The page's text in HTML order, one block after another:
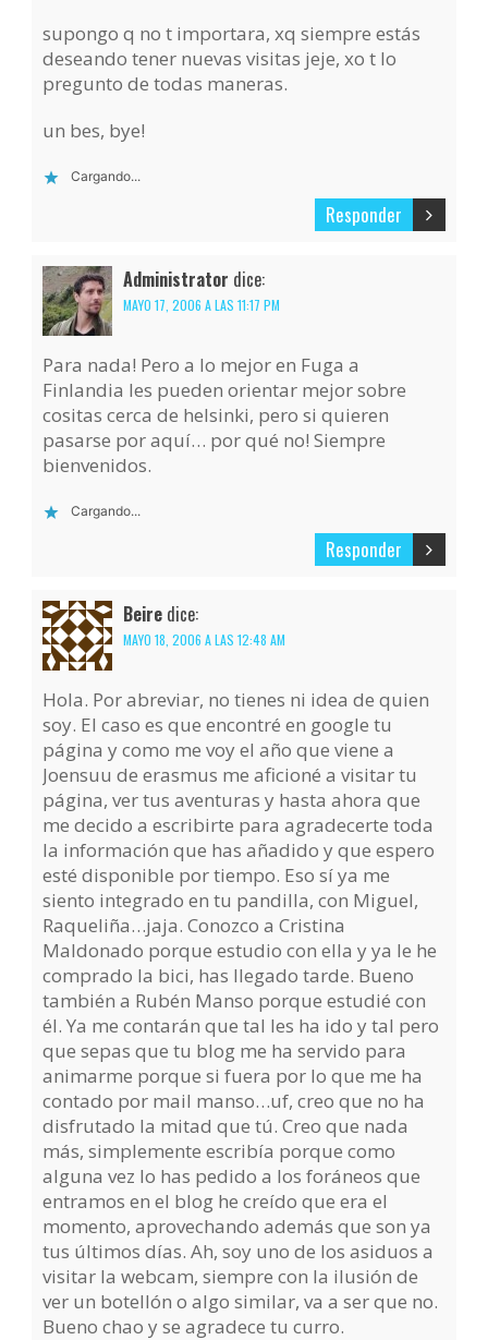
supongo q no t importara, xq siempre estás
deseando tener nuevas visitas jeje, xo t lo
pregunto de todas maneras.
un bes, bye!
Cargando...
Responder
Administrator dice:
MAYO 17, 2006 A LAS 11:17 PM
Para nada! Pero a lo mejor en Fuga a
Finlandia les pueden orientar mejor sobre
cositas cerca de helsinki, pero si quieren
pasarse por aquí… por qué no! Siempre
bienvenidos.
Cargando...
Responder
Beire dice:
MAYO 18, 2006 A LAS 12:48 AM
Hola. Por abreviar, no tienes ni idea de quien
soy. El caso es que encontré en google tu
página y como me voy el año que viene a
Joensuu de erasmus me aficioné a visitar tu
página, ver tus aventuras y hasta ahora que
me decido a escribirte para agradecerte toda
la información que has añadido y que espero
esté disponible por tiempo. Eso sí ya me
siento integrado en tu pandilla, con Miguel,
Raqueliña…jaja. Conozco a Cristina
Maldonado porque estudio con ella y ya le he
comprado la bici, has llegado tarde. Bueno
también a Rubén Manso porque estudié con
él. Ya me contarán que tal les ha ido y tal pero
que sepas que tu blog me ha servido para
animarme porque si fuera por lo que me ha
contado por mail manso…uf, creo que no ha
disfrutado la mitad que tú. Creo que nada
más, simplemente escribía porque como
alguna vez lo has pedido a los foráneos que
entramos en el blog he creído que era el
momento, aprovechando además que son ya
tus últimos días. Ah, soy uno de los asiduos a
visitar la webcam, siempre con la ilusión de
ver un botellón o algo similar, va a ser que no.
Bueno chao y se agradece tu curro.